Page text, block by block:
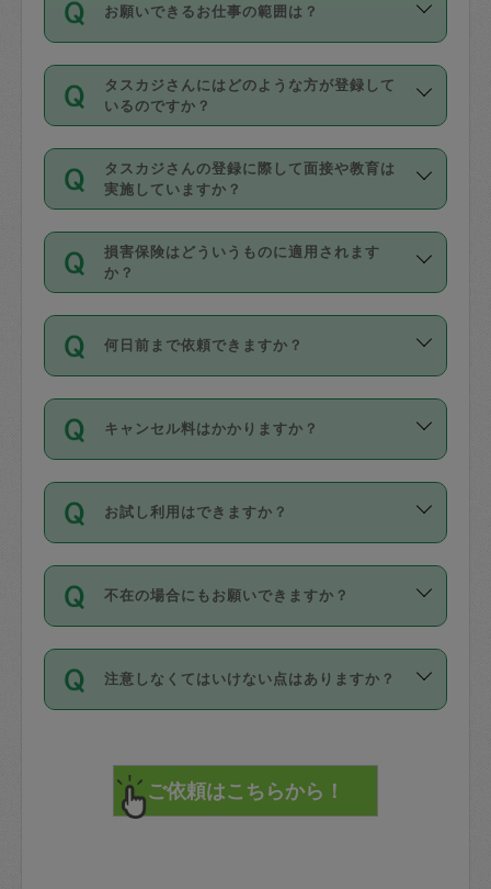
銀行振込や現金払いも対応していませ
なお、タスカジさんの交通費も、依頼料
金のご請求と合わせてお支払いとなりま
動計算で表示されます。
（例：毎週定期の場合は３回以上のキャ
ンセルが有償（1200円、隔週定期の場合
は２回以上のキャンセルが有償（1200
たり３時間です。
・ＡＭ ９時～１２時
・ＰＭ １３時～１６時
・夜 １８時～２１時
開始時間を２時間前後変更することが可
能です。依頼送信後、個別にタスカジさ
んにメッセージを送り調整してくださ
い。ただし、２時間を越えての調整はで
時間も被らない場合、損害保険の対象外
お願いできるお仕事の範囲は？
掃除、整理収納、洗濯、買い物、料理、
作り置きです。タスカジさんによってで
きる仕事の範囲が異なりますので、依頼
する前にタスカジさんのプロフィールで
確認してください。
基本的に、高所での作業や危険作業、屋
外での作業は対象外です。
タスカジさんにはどのような方が登録して
いるのですか？
主婦として長年の家事経験をお持ちの
方、栄養士・調理師といった資格者で保
育園や学校の給食やレストランで料理関
係の専門職に従事されていた方、日本で
すでにハウスキーパーや英語の先生とし
てお仕事をしているフィリピン出身の
社員など様々なバックグラウンドの方が
登録しています。
日本語も話せる方など様々です。
ールに記載していますので、各自の得意
を依頼してください。
タスカジさんの登録に際して面接や教育は
実施していますか？
応募の際に、各自事務局との面接と説明
を行っています。その後、身分証明書の
写真提出をしていただいています。外国
確認しています。タスカジさんトレーニ
ング動画を使ったセルフトレーニングの
現場トライアルを受け、合格したタスカ
ジさんが活動されています。
※テストセンターの講評は１件目のレビュ
参考
【詳細】タスカジさんの登録に際
損害保険はどういうものに適用されます
か？
依頼者とタスカジさんとの間でタスカジ
を通して成立した作業時間内での作業に
適用されます。作業範囲は、掃除、洗
です。作業中に物を壊したり、人にけが
をさせたりした場合が対象で、補償金額
す。
写真を撮り、
詳細FAQ：
損害賠償保険について教えて
何日前まで依頼できますか？
ご依頼は、現在を起点に3日後（72時間
以降）の日時から受付可能となっていま
す。
タスカジさんへ「募集」をかけることが
可能です。
キャンセル料はかかりますか？
キャンセル料には、以下の2種類がありま
す。
1. 直前キャンセル（定期、スポット契約
共通）
72時間を超える※と、以下のキャンセル
料が発生します。
直前キャンセル料：
72時間前〜24時間前＝依頼料金の50%
お試し利用はできますか？
「お試し利用」というメニューはありま
せんが、「一回のみ」依頼を活用するこ
とによって、気に入ったタスカジさんを
まず、条件の合う気になるタスカジさ
みてください。
その後、一番気に入ったタスカジさんに
不在の場合にもお願いできますか？
不在の場合の作業はタスカジさんの同意
が必要です。数回の依頼ののち、タスカ
ジさんと依頼者の間で十分な信頼関係が
てください。
不在時に部屋に入るためにタスカジさん
注意しなくてはいけない点はありますか？
で、必ず鍵のかかるロッカーや金庫に入
れて依頼者の責任の元管理するよう心掛
けてください。